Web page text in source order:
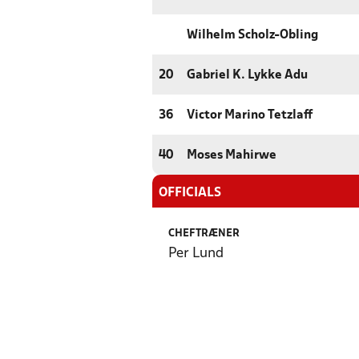
Wilhelm Scholz-Obling
20 Gabriel K. Lykke Adu
36 Victor Marino Tetzlaff
40 Moses Mahirwe
OFFICIALS
CHEFTRÆNER
Per Lund